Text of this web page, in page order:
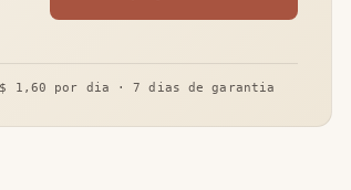
1,60 por dia · 7 dias de garantia